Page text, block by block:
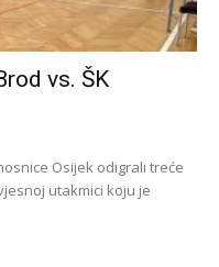
vs. ŠK
Osijek odigrali treće
utakmici koju je